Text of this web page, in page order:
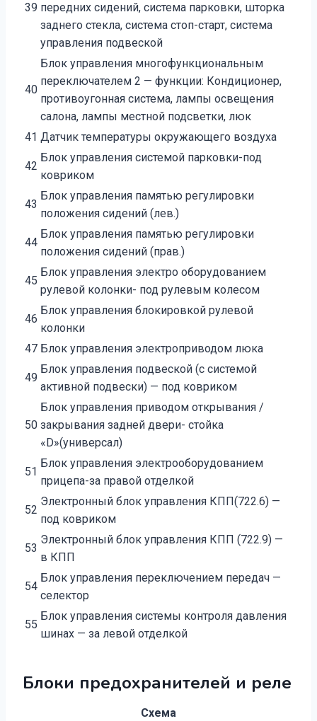
39 передних сидений, система парковки, шторка
заднего стекла, система стоп-старт, система
управления подвеской
40
Блок управления многофункциональным
переключателем 2 — функции: Кондиционер,
противоугонная система, лампы освещения
салона, лампы местной подсветки, люк
41 Датчик температуры окружающего воздуха
42
Блок управления системой парковки-под
ковриком
43
Блок управления памятью регулировки
положения сидений (лев.)
44
Блок управления памятью регулировки
положения сидений (прав.)
45
Блок управления электро оборудованием
рулевой колонки- под рулевым колесом
46
Блок управления блокировкой рулевой
колонки
47 Блок управления электроприводом люка
49
Блок управления подвеской (с системой
активной подвески) — под ковриком
50
Блок управления приводом открывания /
закрывания задней двери- стойка
«D»(универсал)
51
Блок управления электрооборудованием
прицепа-за правой отделкой
52
Электронный блок управления КПП(722.6) —
под ковриком
53
Электронный блок управления КПП (722.9) —
в КПП
54
Блок управления переключением передач —
селектор
55
Блок управления системы контроля давления
шинах — за левой отделкой
Блоки предохранителей и реле
Схема